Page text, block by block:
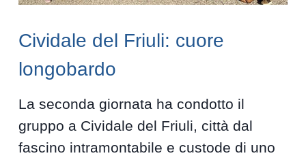
Cividale del Friuli: cuore
longobardo
La seconda giornata ha condotto il
gruppo a Cividale del Friuli, città dal
fascino intramontabile e custode di uno